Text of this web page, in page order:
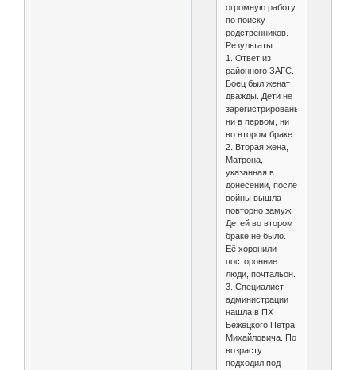
огромную работу
по поиску
родственников.
Результаты:
1. Ответ из
районного ЗАГС.
Боец был женат
дважды. Дети не
зарегистрированы
ни в первом, ни
во втором браке.
2. Вторая жена,
Матрона,
указанная в
донесении, после
войны вышла
повторно замуж.
Детей во втором
браке не было.
Её хоронили
посторонние
люди, почтальон.
3. Специалист
администрации
нашла в ПХ
Бежецкого Петра
Михайловича. По
возрасту
подходил под